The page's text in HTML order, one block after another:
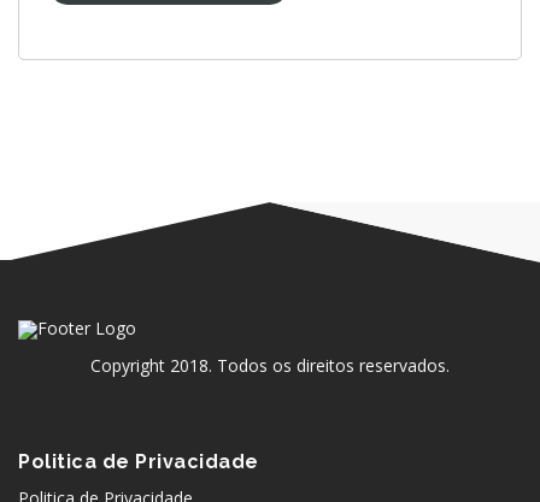
Copyright 2018. Todos os direitos reservados.
Politica de Privacidade